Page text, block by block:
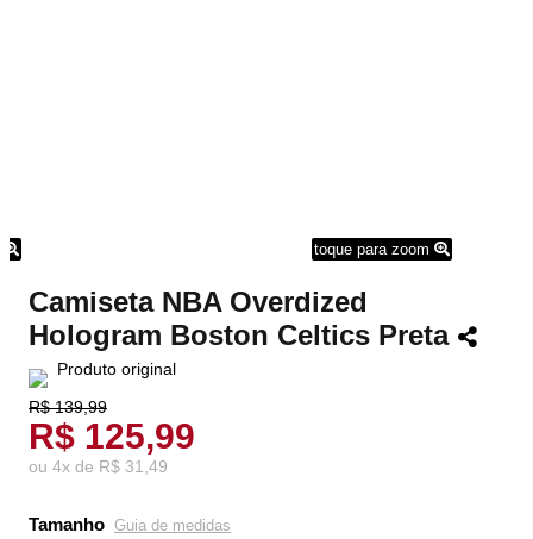
toque para zoom
Camiseta NBA Overdized
Hologram Boston Celtics Preta
Produto original
R$ 139,99
R$ 125,99
ou 4x de R$ 31,49
Tamanho Guia de medidas